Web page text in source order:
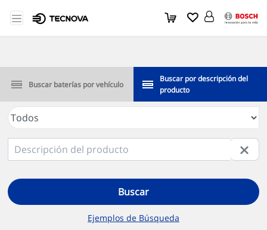
Buscar baterías por vehículo
Buscar por descripción del
producto
Buscar
Ejemplos de Búsqueda